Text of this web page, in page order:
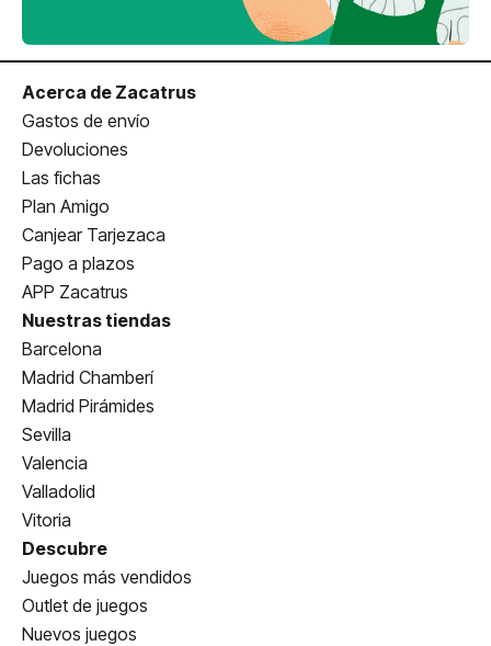
Acerca de Zacatrus
Gastos de envío
Devoluciones
Las fichas
Plan Amigo
Canjear Tarjezaca
Pago a plazos
APP Zacatrus
Nuestras tiendas
Barcelona
Madrid Chamberí
Madrid Pirámides
Sevilla
Valencia
Valladolid
Vitoria
Descubre
Juegos más vendidos
Outlet de juegos
Nuevos juegos